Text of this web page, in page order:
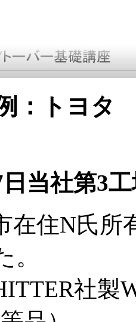
：トヨタ
当社第3
在住N氏所
社製